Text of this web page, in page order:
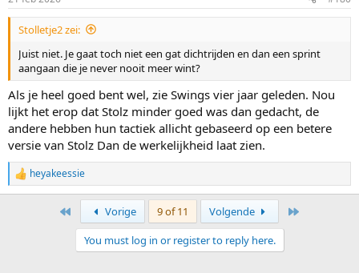
Stolletje2 zei:
Juist niet. Je gaat toch niet een gat dichtrijden en dan een sprint
aangaan die je never nooit meer wint?
Als je heel goed bent wel, zie Swings vier jaar geleden. Nou
lijkt het erop dat Stolz minder goed was dan gedacht, de
andere hebben hun tactiek allicht gebaseerd op een betere
versie van Stolz Dan de werkelijkheid laat zien.
R
e
heyakeessie
Vorige 9 of 11 Volgende
You must log in or register to reply here.